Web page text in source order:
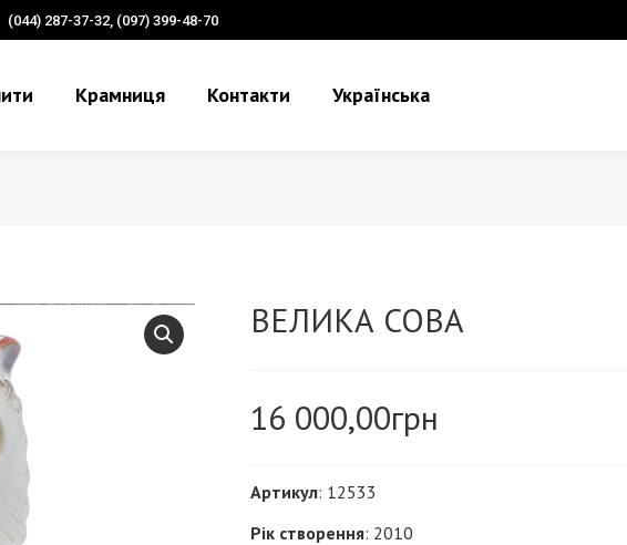
(044) 287-37-32, (097) 399-48-70
Крамниця Контакти Українська
ВЕЛИКА СОВА
16 000,00грн
Артикул: 12533
Рік створення: 2010